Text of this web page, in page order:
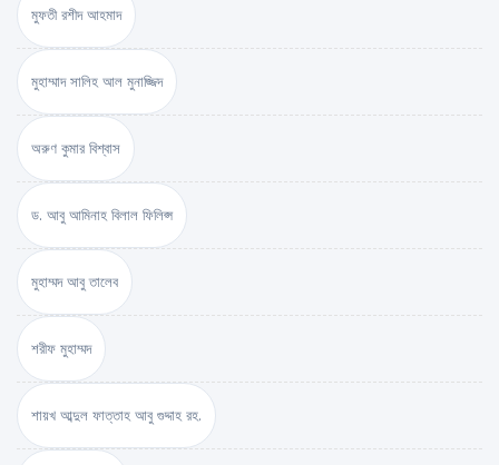
মুফতী রশীদ আহমাদ
মুহাম্মাদ সালিহ আল মুনাজ্জিদ
অরুণ কুমার বিশ্বাস
ড. আবু আমিনাহ বিলাল ফিলিপ্স
মুহাম্মদ আবু তালেব
শরীফ মুহাম্মদ
শায়খ আব্দুল ফাত্তাহ আবু গুদ্দাহ রহ.